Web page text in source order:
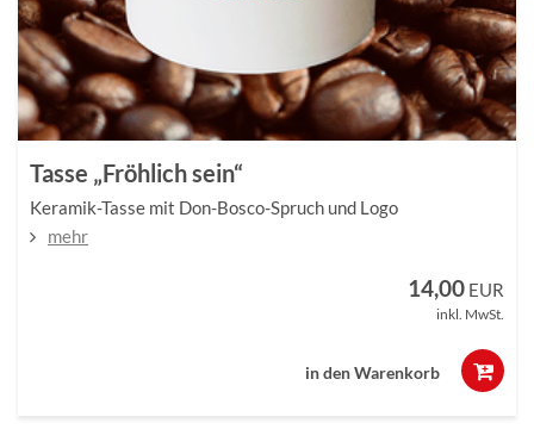
Tasse „Fröhlich sein“
Keramik-Tasse mit Don-Bosco-Spruch und Logo
mehr
14,00 EUR
inkl. MwSt.